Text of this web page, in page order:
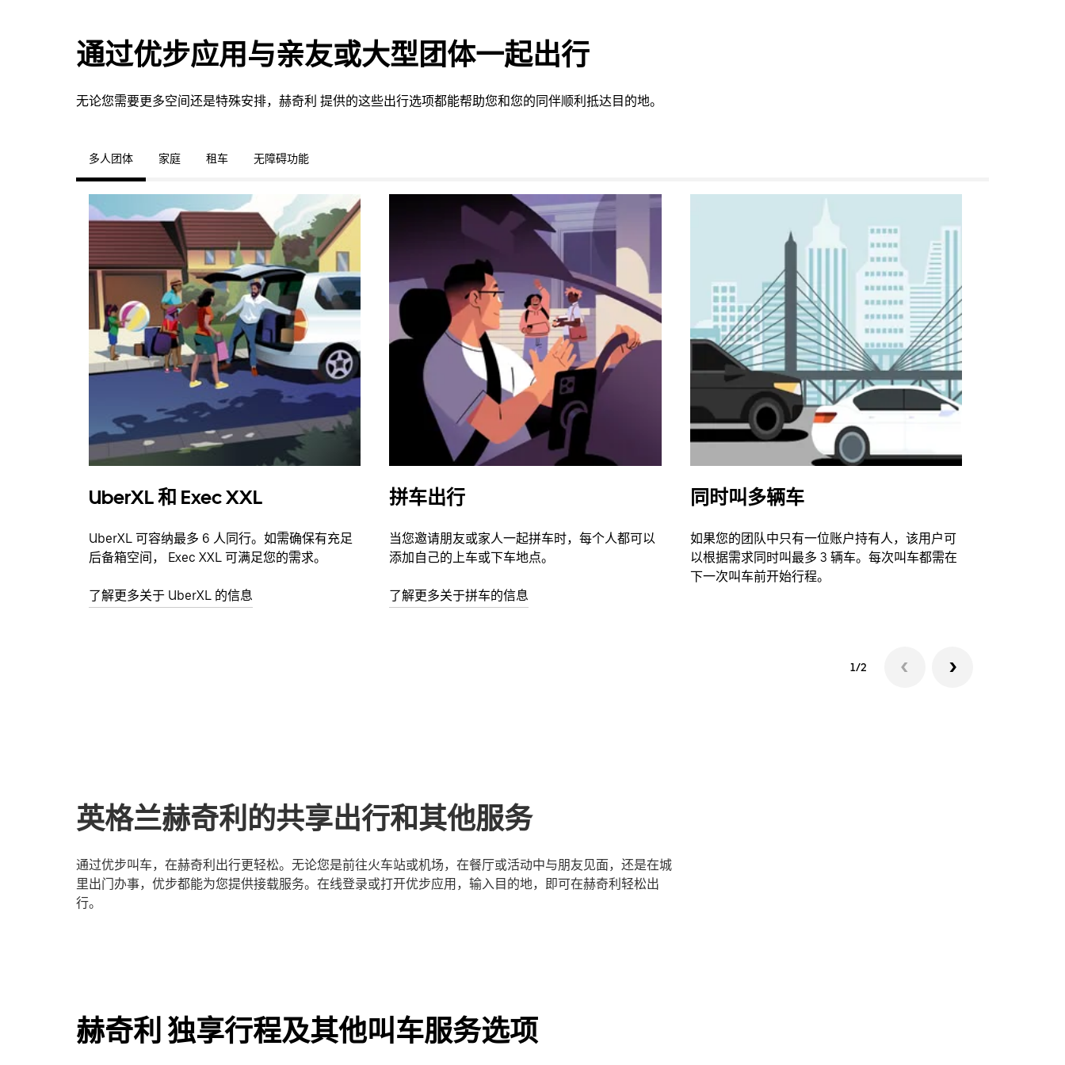
通过优步应用与亲友或大型团体一起出行
无论您需要更多空间还是特殊安排，赫奇利 提供的这些出行选项都能帮助您和您的同伴顺利抵达目的地。
多人团体 家庭 租车 无障碍功能
UberXL 和 Exec XXL
UberXL 可容纳最多 6 人同行。如需确保有充足
后备箱空间， Exec XXL 可满足您的需求。
了解更多关于 UberXL 的信息
拼车出行
当您邀请朋友或家人一起拼车时，每个人都可以
添加自己的上车或下车地点。
了解更多关于拼车的信息
同时叫多辆车
如果您的团队中只有一位账户持有人，该用户可
以根据需求同时叫最多 3 辆车。每次叫车都需在
下一次叫车前开始行程。
1/2
英格兰赫奇利的共享出行和其他服务
通过优步叫车，在赫奇利出行更轻松。无论您是前往火车站或机场，在餐厅或活动中与朋友见面，还是在城
里出门办事，优步都能为您提供接载服务。在线登录或打开优步应用，输入目的地，即可在赫奇利轻松出
行。
赫奇利 独享行程及其他叫车服务选项